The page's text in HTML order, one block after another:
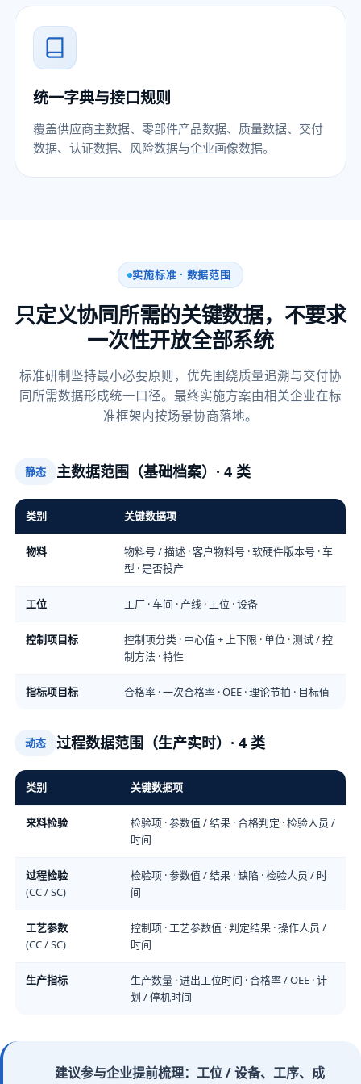
统一字典与接口规则
覆盖供应商主数据、零部件产品数据、质量数据、交付
数据、认证数据、风险数据与企业画像数据。
实施标准 · 数据范围
只定义协同所需的关键数据，不要求
一次性开放全部系统
标准研制坚持最小必要原则，优先围绕质量追溯与交付协
同所需数据形成统一口径。最终实施方案由相关企业在标
准框架内按场景协商落地。
静态 主数据范围（基础档案）· 4 类
类别 关键数据项
物料
物料号 / 描述 · 客户物料号 · 软硬件版本号 · 车
型 · 是否投产
工位 工厂 · 车间 · 产线 · 工位 · 设备
控制项目标
控制项分类 · 中心值 + 上下限 · 单位 · 测试 / 控
制方法 · 特性
指标项目标 合格率 · 一次合格率 · OEE · 理论节拍 · 目标值
动态 过程数据范围（生产实时）· 4 类
类别 关键数据项
来料检验
检验项 · 参数值 / 结果 · 合格判定 · 检验人员 /
时间
过程检验
(CC / SC)
检验项 · 参数值 / 结果 · 缺陷 · 检验人员 / 时
间
工艺参数
(CC / SC)
控制项 · 工艺参数值 · 判定结果 · 操作人员 /
时间
生产指标
生产数量 · 进出工位时间 · 合格率 / OEE · 计
划 / 停机时间
建议参与企业提前梳理：工位 / 设备、工序、成